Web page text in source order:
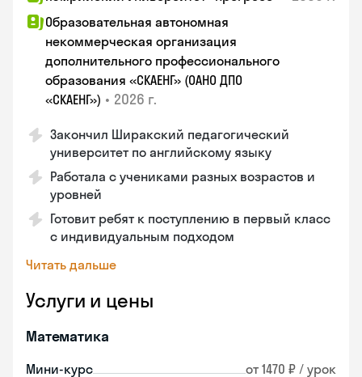
Образовательная автономная
некоммерческая организация
дополнительного профессионального
образования «СКАЕНГ» (ОАНО ДПО
«СКАЕНГ») • 2026 г.
Закончил Ширакский педагогический
университет по английскому языку
Работала с учениками разных возрастов и
уровней
Готовит ребят к поступлению в первый класс
с индивидуальным подходом
Читать дальше
Услуги и цены
Математика
Мини-курс от 1470 ₽ / урок